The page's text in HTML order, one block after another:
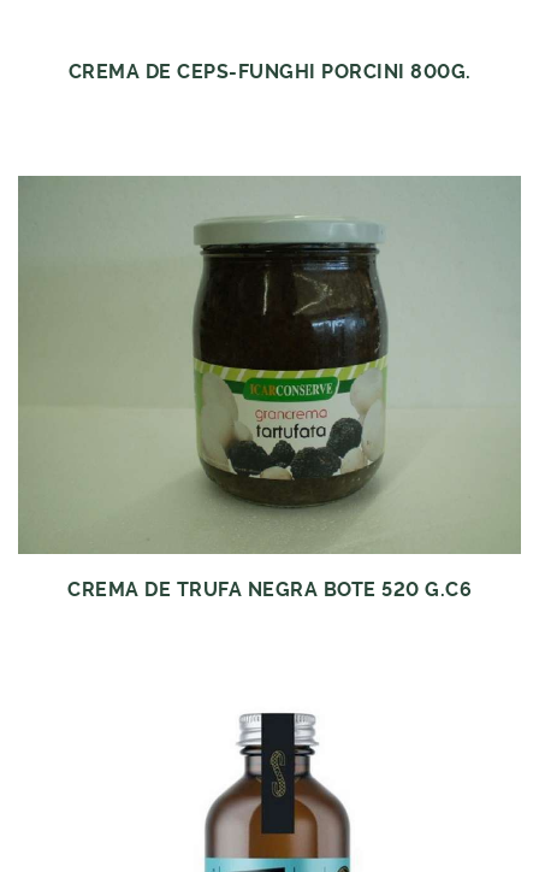
CREMA DE CEPS-FUNGHI PORCINI 800G.
CREMA DE TRUFA NEGRA BOTE 520 G.C6